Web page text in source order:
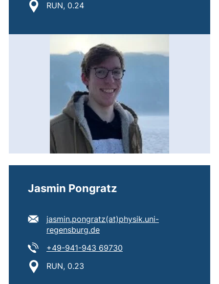
Standort:
RUN, 0.24
Jasmin Pongratz
E-Mail Adresse:
jasmin.pongratz​(at)​physik.uni-
regensburg.de(öffnet Ihr E-Mail-Programm)
Tel:
+49-941-943 69730
Standort:
RUN, 0.23